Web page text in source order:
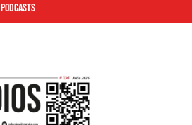
podcasts